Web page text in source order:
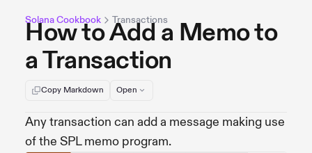
Solana Cookbook Transactions
How to Add a Memo to
a Transaction
Copy Markdown Open
Any transaction can add a message making use
of the SPL memo program.